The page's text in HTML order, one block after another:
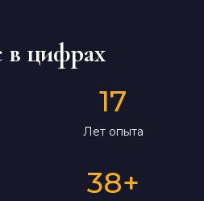
в цифрах
17
Лет опыта
38+